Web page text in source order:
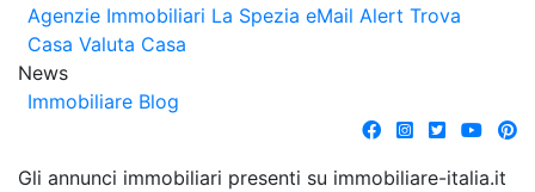
Agenzie Immobiliari La Spezia eMail Alert Trova
Casa Valuta Casa
News
Immobiliare Blog
Gli annunci immobiliari presenti su immobiliare-italia.it